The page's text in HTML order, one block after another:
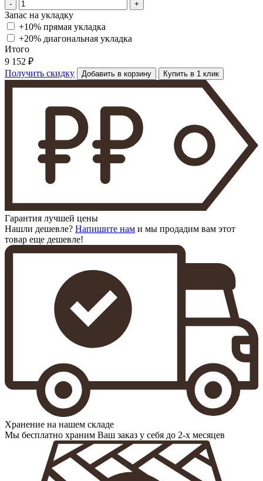
- +
Запас на укладку
+10% прямая укладка
+20% диагональная укладка
Итого
9 152 ₽
Получить скидку
Добавить в корзину Купить в 1 клик
Гарантия лучшей цены
Нашли дешевле? Напишите нам и мы продадим вам этот
товар еще дешевле!
Хранение на нашем складе
Мы бесплатно храним Ваш заказ у себя до 2-х месяцев